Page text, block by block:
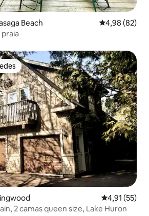
Beach 4,98 de uma
4,98 (82)
4,91 de uma
4,91 (55)
2 camas queen size, Lake Huron